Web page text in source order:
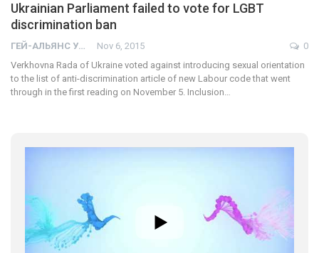
Ukrainian Parliament failed to vote for LGBT
discrimination ban
ГЕЙ-АЛЬЯНС УКРАИНА Nov 6, 2015
0
Verkhovna Rada of Ukraine voted against introducing sexual orientation
to the list of anti-discrimination article of new Labour code that went
through in the first reading on November 5. Inclusion…